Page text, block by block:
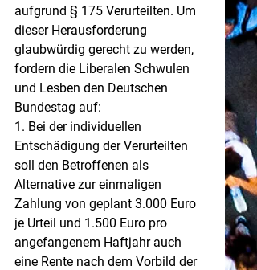
aufgrund § 175 Verurteilten. Um
dieser Herausforderung
glaubwürdig gerecht zu werden,
fordern die Liberalen Schwulen
und Lesben den Deutschen
Bundestag auf:
1. Bei der individuellen
Entschädigung der Verurteilten
soll den Betroffenen als
Alternative zur einmaligen
Zahlung von geplant 3.000 Euro
je Urteil und 1.500 Euro pro
angefangenem Haftjahr auch
eine Rente nach dem Vorbild der